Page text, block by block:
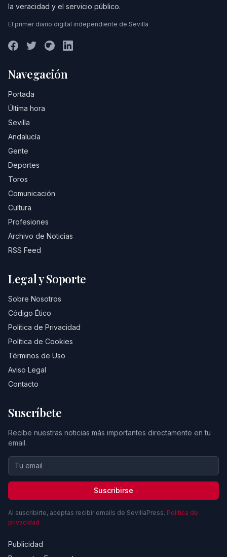
la veracidad y el servicio público.
El primer diario digital independiente de Sevilla
Navegación
Portada
Última hora
Sevilla
Andalucía
Gente
Deportes
Toros
Comunicación
Cultura
Profesiones
Archivo de Noticias
RSS Feed
Legal y Soporte
Sobre Nosotros
Código Ético
Política de Privacidad
Política de Cookies
Términos de Uso
Aviso Legal
Contacto
Suscríbete
Recibe nuestras noticias más importantes directamente en tu
email.
Suscribirse
Al suscribirte, aceptas recibir emails de SevillaPress. Política de
privacidad
Publicidad